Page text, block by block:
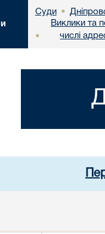
Суди •
•
Виклики та
числі